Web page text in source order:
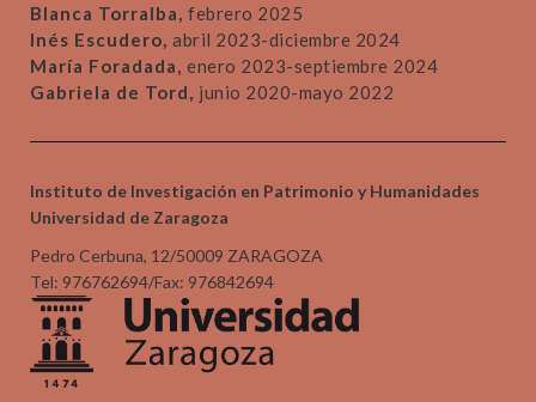
Blanca Torralba, febrero 2025
Inés Escudero, abril 2023-diciembre 2024
María Foradada, enero 2023-septiembre 2024
Gabriela de Tord, junio 2020-mayo 2022
Instituto de Investigación en Patrimonio y Humanidades
Universidad de Zaragoza
Pedro Cerbuna, 12/50009 ZARAGOZA
Tel: 976762694/Fax: 976842694